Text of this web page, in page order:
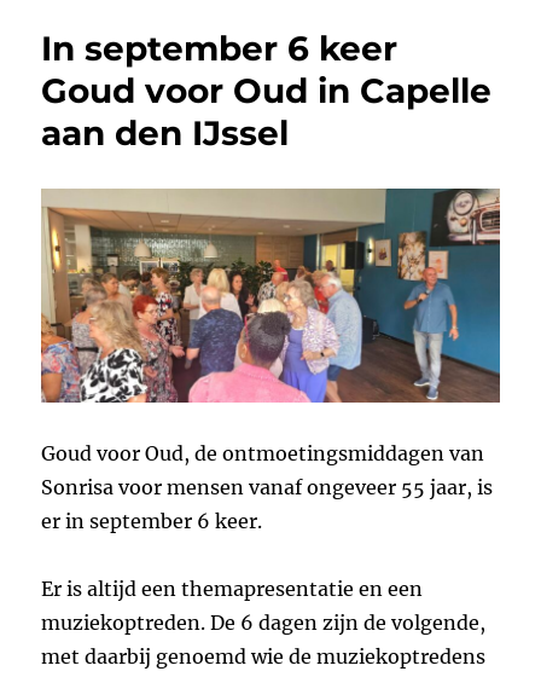
In september 6 keer
Goud voor Oud in Capelle
aan den IJssel
Goud voor Oud, de ontmoetingsmiddagen van
Sonrisa voor mensen vanaf ongeveer 55 jaar, is
er in september 6 keer.
Er is altijd een themapresentatie en een
muziekoptreden. De 6 dagen zijn de volgende,
met daarbij genoemd wie de muziekoptredens